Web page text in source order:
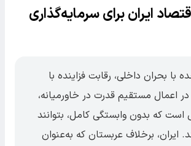
ایران برای سرمایه‌گذاری
با بحران داخلی، رقابت فزاینده با
در اعمال مستقیم قدرت در خاورمیانه،
است که بدون وابستگی کامل، بتوانند
ایران، برخلاف عربستان که به‌عنوان